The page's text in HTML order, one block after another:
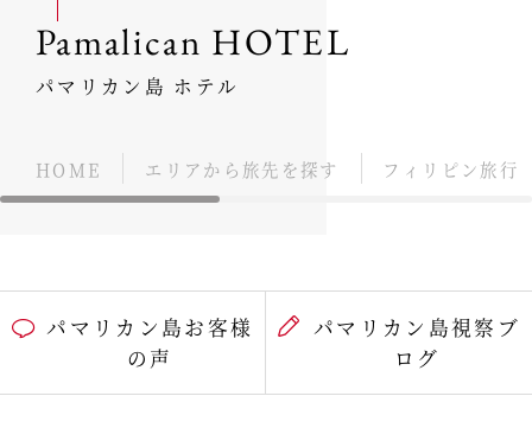
Pamalican HOTEL
パマリカン島 ホテル
HOME エリアから旅先を探す フィリピン旅行
パマリカン島お客様
の声
パマリカン島視察ブ
ログ